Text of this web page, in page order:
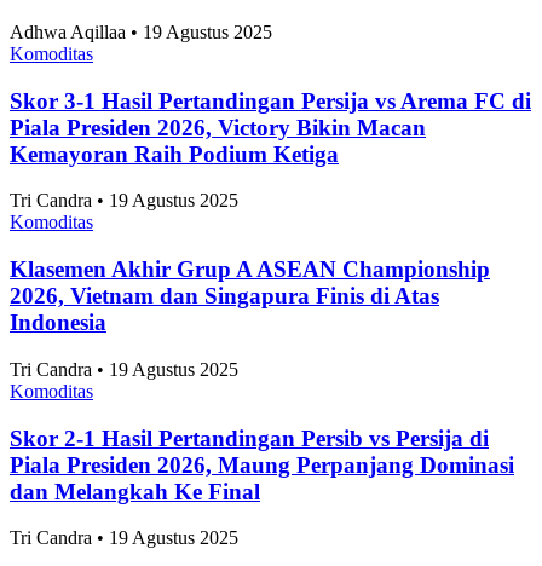
Adhwa Aqillaa • 19 Agustus 2025
Komoditas
Skor 3-1 Hasil Pertandingan Persija vs Arema FC di
Piala Presiden 2026, Victory Bikin Macan
Kemayoran Raih Podium Ketiga
Tri Candra • 19 Agustus 2025
Komoditas
Klasemen Akhir Grup A ASEAN Championship
2026, Vietnam dan Singapura Finis di Atas
Indonesia
Tri Candra • 19 Agustus 2025
Komoditas
Skor 2-1 Hasil Pertandingan Persib vs Persija di
Piala Presiden 2026, Maung Perpanjang Dominasi
dan Melangkah Ke Final
Tri Candra • 19 Agustus 2025